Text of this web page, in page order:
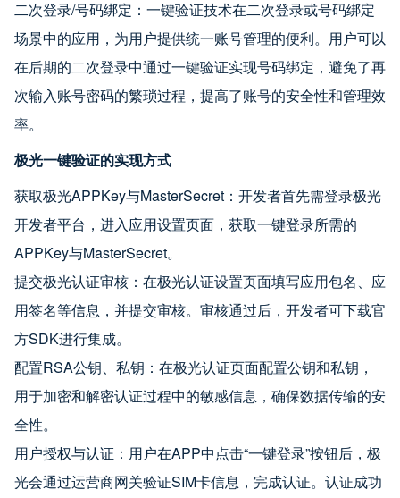
二次登录/号码绑定：一键验证技术在二次登录或号码绑定
场景中的应用，为用户提供统一账号管理的便利。用户可以
在后期的二次登录中通过一键验证实现号码绑定，避免了再
次输入账号密码的繁琐过程，提高了账号的安全性和管理效
率。
极光一键验证的实现方式
获取极光APPKey与MasterSecret：开发者首先需登录极光
开发者平台，进入应用设置页面，获取一键登录所需的
APPKey与MasterSecret。
提交极光认证审核：在极光认证设置页面填写应用包名、应
用签名等信息，并提交审核。审核通过后，开发者可下载官
方SDK进行集成。
配置RSA公钥、私钥：在极光认证页面配置公钥和私钥，
用于加密和解密认证过程中的敏感信息，确保数据传输的安
全性。
用户授权与认证：用户在APP中点击“一键登录”按钮后，极
光会通过运营商网关验证SIM卡信息，完成认证。认证成功